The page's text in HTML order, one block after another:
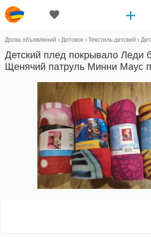
Доска объявлений › Детское › Текстиль детский ›
Детский плед покрывало Леди
Щенячий патруль Минни Маус